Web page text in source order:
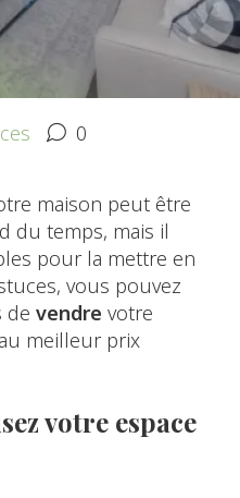
0
maison peut être
du temps, mais il
pour la mettre en
vous pouvez
de vendre votre
meilleur prix
votre espace